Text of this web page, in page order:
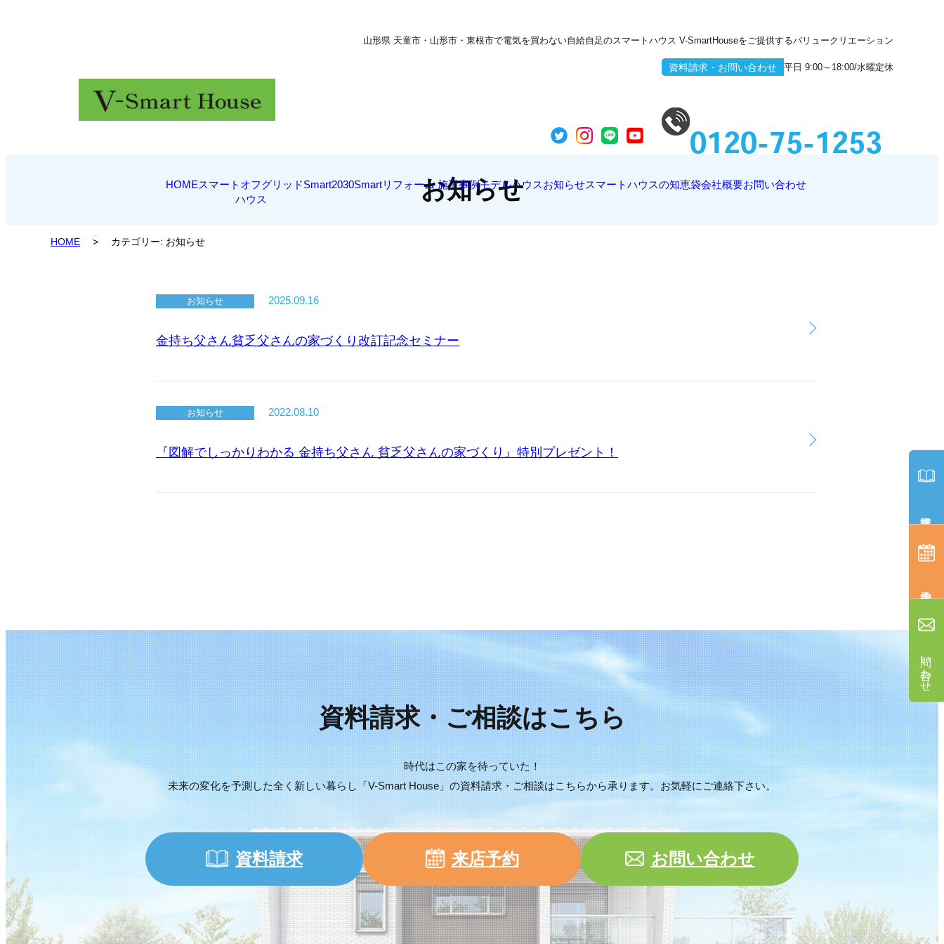
山形県 天童市・山形市・東根市で電気を買わない自給自足のスマートハウス V-SmartHouseをご提供するバリュークリエーション
資料請求・お問い合わせ 平日 9:00～18:00/水曜定休
0120-75-1253
HOMEスマートオフグリッド
ハウス
Smart2030Smartリフォーム 施工事例モデルハウスお知らせスマートハウスの知恵袋会社概要お問い合わせ
お知らせ
HOME > カテゴリー: お知らせ
お知らせ 2025.09.16
金持ち父さん貧乏父さんの家づくり改訂記念セミナー
お知らせ 2022.08.10
『図解でしっかりわかる 金持ち父さん 貧乏父さんの家づくり』特別プレゼント！
資料請求・ご相談はこちら
時代はこの家を待っていた！
未来の変化を予測した全く新しい暮らし「V-Smart House」の資料請求・ご相談はこちらから承ります。お気軽にご連絡下さい。
資料請求 来店予約 お問い合わせ
問い合わせ